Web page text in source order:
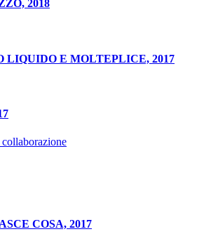
2018
LIQUIDO E MOLTEPLICE, 2017
COSA, 2017